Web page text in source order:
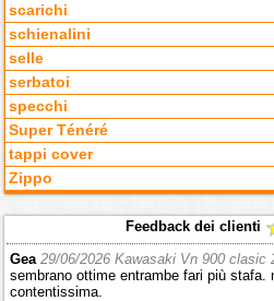
scarichi
schienalini
selle
serbatoi
specchi
Super Ténéré
tappi cover
Zippo
Feedback dei clienti
Gea 29/06/2026 Kawasaki Vn 900 clasic
sembrano ottime entrambe fari più stafa.
contentissima.